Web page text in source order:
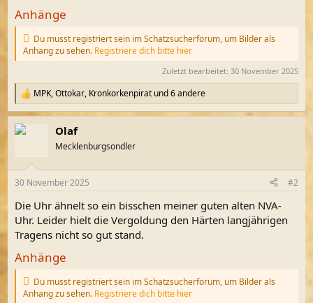
Anhänge
Du musst registriert sein im Schatzsucherforum, um Bilder als
Anhang zu sehen. Registriere dich bitte hier
Zuletzt bearbeitet: 30 November 2025
R
e
a
k
e
:
MPK,Ottokar, Kronkorkenpirat und 6 andere
Olaf
Mecklenburgsondler
30 November 2025 #2
Die Uhr ähnelt so ein bisschen meiner guten alten NVA-
Uhr. Leider hielt die Vergoldung den Härten langjährigen
Tragens nicht so gut stand.
Anhänge
Du musst registriert sein im Schatzsucherforum, um Bilder als
Anhang zu sehen. Registriere dich bitte hier